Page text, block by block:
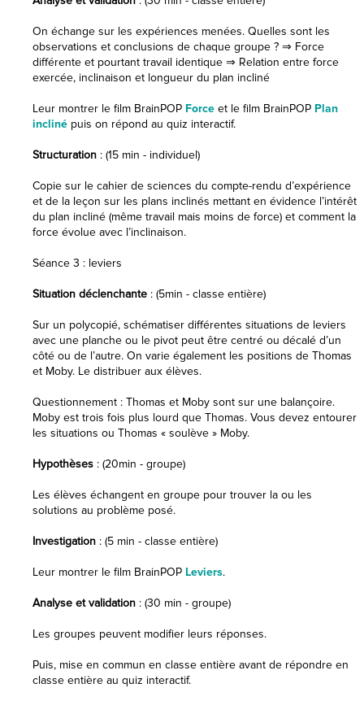
On échange sur les expériences menées. Quelles sont les
observations et conclusions de chaque groupe ? ⇒ Force
différente et pourtant travail identique ⇒ Relation entre force
exercée, inclinaison et longueur du plan incliné
Leur montrer le film BrainPOP Force et le film BrainPOP Plan
incliné puis on répond au quiz interactif.
Structuration : (15 min - individuel)
Copie sur le cahier de sciences du compte-rendu d’expérience
et de la leçon sur les plans inclinés mettant en évidence l’intérêt
du plan incliné (même travail mais moins de force) et comment la
force évolue avec l’inclinaison.
Séance 3 : leviers
Situation déclenchante : (5min - classe entière)
Sur un polycopié, schématiser différentes situations de leviers
avec une planche ou le pivot peut être centré ou décalé d’un
côté ou de l’autre. On varie également les positions de Thomas
et Moby. Le distribuer aux élèves.
Questionnement : Thomas et Moby sont sur une balançoire.
Moby est trois fois plus lourd que Thomas. Vous devez entourer
les situations ou Thomas « soulève » Moby.
Hypothèses : (20min - groupe)
Les élèves échangent en groupe pour trouver la ou les
solutions au problème posé.
Investigation : (5 min - classe entière)
Leur montrer le film BrainPOP Leviers.
Analyse et validation : (30 min - groupe)
Les groupes peuvent modifier leurs réponses.
Puis, mise en commun en classe entière avant de répondre en
classe entière au quiz interactif.